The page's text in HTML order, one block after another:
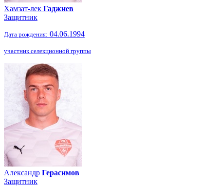
Хамзат-лек Гаджиев
Защитник
Дата рождения: 04.06.1994
участник селекционной группы
Александр Герасимов
Защитник